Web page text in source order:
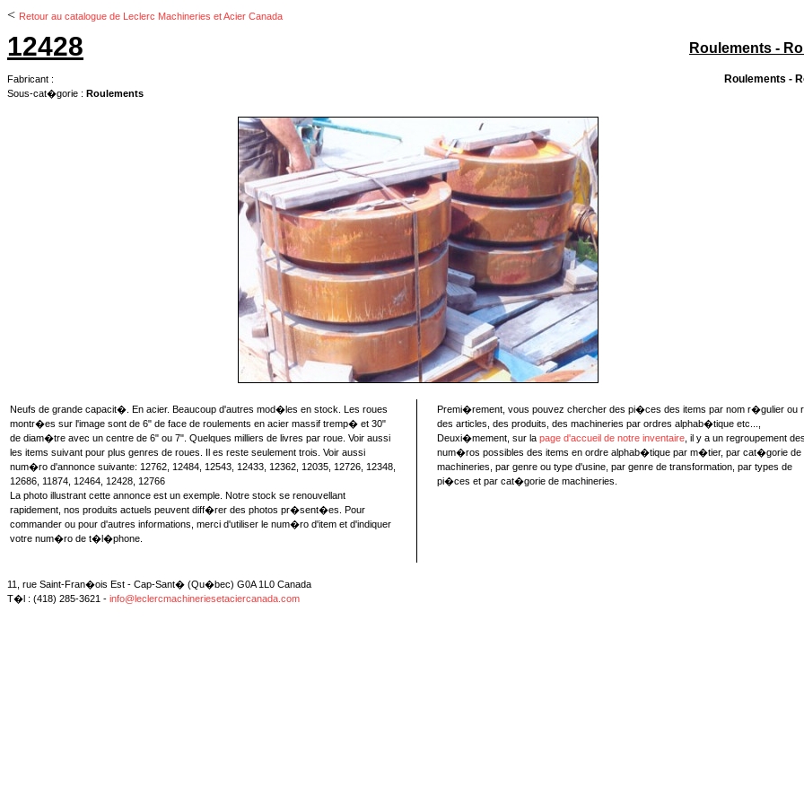
< Retour au catalogue de Leclerc Machineries et Acier Canada
12428
Fabricant :
Sous-cat�gorie : Roulements
Roulements -
Roulements -
Neufs de grande capacit�. En acier. Beaucoup d'autres mod�les en stock. Les roues
montr�es sur l'image sont de 6" de face de roulements en acier massif tremp� et 30"
de diam�tre avec un centre de 6" ou 7". Quelques milliers de livres par roue. Voir aussi
les items suivant pour plus genres de roues. Il es reste seulement trois. Voir aussi
num�ro d'annonce suivante: 12762, 12484, 12543, 12433, 12362, 12035, 12726, 12348,
12686, 11874, 12464, 12428, 12766
La photo illustrant cette annonce est un exemple. Notre stock se renouvellant
rapidement, nos produits actuels peuvent diff�rer des photos pr�sent�es. Pour
commander ou pour d'autres informations, merci d'utiliser le num�ro d'item et d'indiquer
votre num�ro de t�l�phone.
Premi�rement, vous pouvez chercher des pi�ces des items par nom r�gulier ou
des articles, des produits, des machineries par ordres alphab�tique etc...,
Deuxi�mement, sur la page d'accueil de notre inventaire , il y a un regroupement des
num�ros possibles des items en ordre alphab�tique par m�tier, par cat�gorie de
machineries, par genre ou type d'usine, par genre de transformation, par types de
pi�ces et par cat�gorie de machineries.
11, rue Saint-Fran�ois Est - Cap-Sant� (Qu�bec) G0A 1L0 Canada
T�l : (418) 285-3621 - info@leclercmachineriesetaciercanada.com